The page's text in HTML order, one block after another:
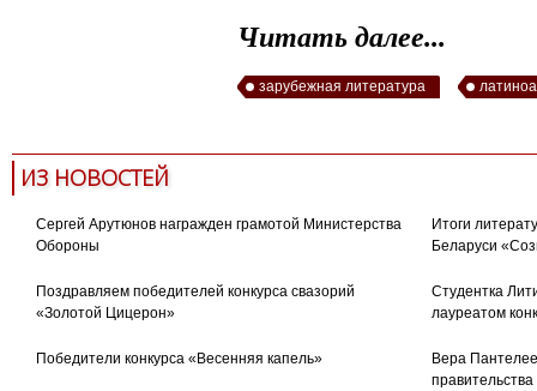
Читать далее...
зарубежная литература
ИЗ НОВОСТЕЙ
Сергей Арутюнов награжден грамотой Министерства
Обороны
Итоги
Беларуси
Поздравляем победителей конкурса свазорий
«Золотой Цицерон»
Студентка
лауреатом
Победители конкурса «Весенняя капель»
Вера